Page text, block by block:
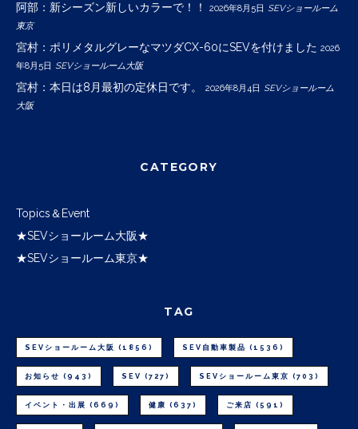
阿部：新シーズン新しいカラーで！！ 2026年8月5日 SEVショールーム
東京
宮村：ポリメタルグレーなマツダCX-60にSEVを付けました 2026
年8月5日 SEVショールーム大阪
宮村：本日は8月最初の定休日です。 2026年8月4日 SEVショールーム
大阪
CATEGORY
Topics＆Event
★SEVショールーム大阪★
★SEVショールーム東京★
TAG
SEVショールーム大阪 (1856) SEV自動車製品 (1536)
お知らせ (943) SEV (727) SEVショールーム東京 (703)
イベント・出展 (669) 健康 (637) ご来店 (591)